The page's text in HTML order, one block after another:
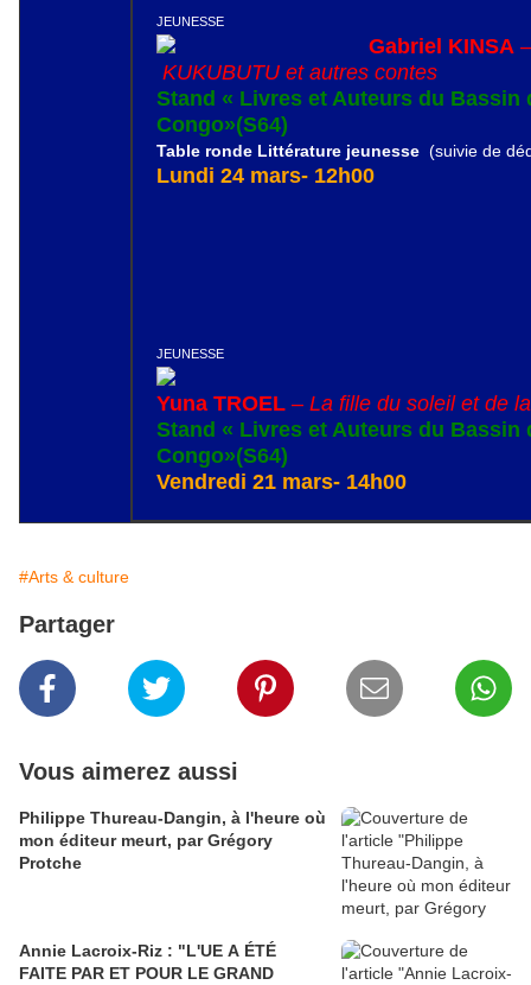
JEUNESSE
Gabriel KINSA –
KUKUBUTU et autres contes
Stand « Livres et Auteurs du Bassin
Congo»(S64)
Table ronde Littérature jeunesse (suivie de
Lundi 24 mars- 12h00
JEUNESSE
Yuna TROEL – La fille du soleil et de
Stand « Livres et Auteurs du Bassin
Congo»(S64)
Vendredi 21 mars- 14h00
#Arts & culture
Partager
Vous aimerez aussi
Philippe Thureau-Dangin, à l'heure où
mon éditeur meurt, par Grégory
Protche
Annie Lacroix-Riz : "L'UE A ÉTÉ
FAITE PAR ET POUR LE GRAND